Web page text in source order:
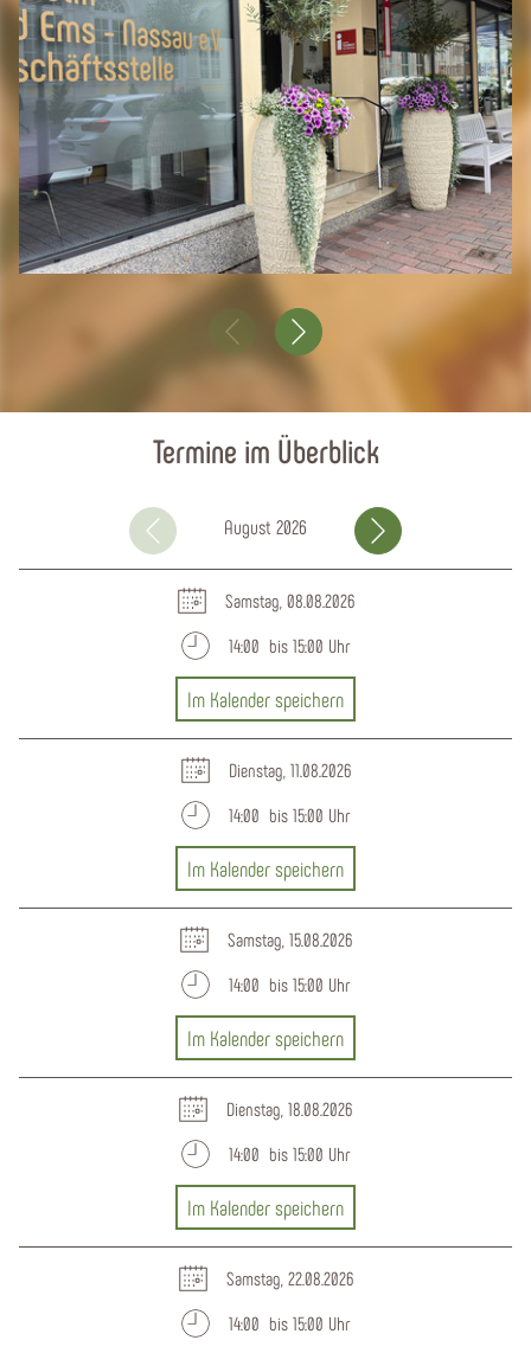
Termine im Überblick
August 2026
Samstag, 08.08.2026
14:00 bis 15:00 Uhr
Im Kalender speichern
Dienstag, 11.08.2026
14:00 bis 15:00 Uhr
Im Kalender speichern
Samstag, 15.08.2026
14:00 bis 15:00 Uhr
Im Kalender speichern
Dienstag, 18.08.2026
14:00 bis 15:00 Uhr
Im Kalender speichern
Samstag, 22.08.2026
14:00 bis 15:00 Uhr